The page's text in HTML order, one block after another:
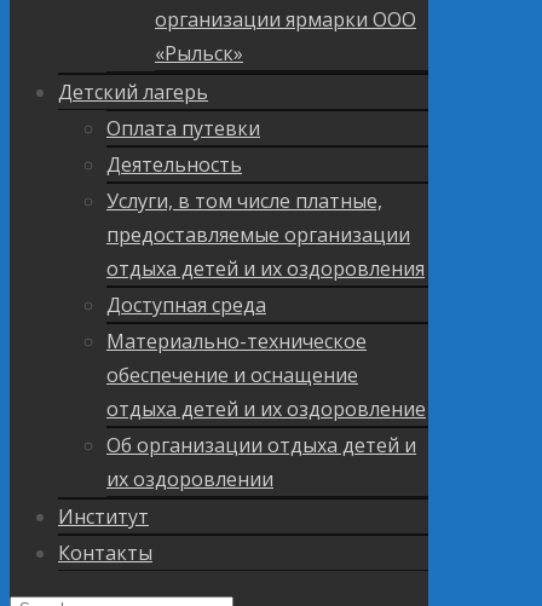
организации ярмарки ООО
«Рыльск»
Детский лагерь
Оплата путевки
Деятельность
Услуги, в том числе платные,
предоставляемые организации
отдыха детей и их оздоровления
Доступная среда
Материально-техническое
обеспечение и оснащение
отдыха детей и их оздоровление
Об организации отдыха детей и
их оздоровлении
Институт
Контакты